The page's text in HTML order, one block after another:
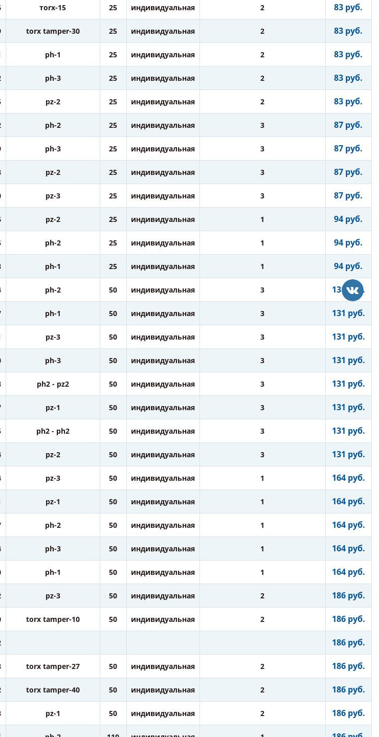
тorx-15 25 индивидуальная 2 83 руб.
torx tamper-30 25 индивидуальная 2 83 руб.
ph-1 25 индивидуальная 2 83 руб.
ph-3 25 индивидуальная 2 83 руб.
pz-2 25 индивидуальная 2 83 руб.
ph-2 25 индивидуальная 3 87 руб.
ph-3 25 индивидуальная 3 87 руб.
pz-2 25 индивидуальная 3 87 руб.
pz-3 25 индивидуальная 3 87 руб.
pz-2 25 индивидуальная 1 94 руб.
ph-2 25 индивидуальная 1 94 руб.
ph-1 25 индивидуальная 1 94 руб.
ph-2 50 индивидуальная 3 131 руб.
ph-1 50 индивидуальная 3 131 руб.
pz-3 50 индивидуальная 3 131 руб.
ph-3 50 индивидуальная 3 131 руб.
ph2 - pz2 50 индивидуальная 3 131 руб.
pz-1 50 индивидуальная 3 131 руб.
ph2 - ph2 50 индивидуальная 3 131 руб.
pz-2 50 индивидуальная 3 131 руб.
pz-3 50 индивидуальная 1 164 руб.
pz-1 50 индивидуальная 1 164 руб.
ph-2 50 индивидуальная 1 164 руб.
ph-3 50 индивидуальная 1 164 руб.
ph-1 50 индивидуальная 1 164 руб.
pz-3 50 индивидуальная 2 186 руб.
torx tamper-10 50 индивидуальная 2 186 руб.
186 руб.
torx tamper-27 50 индивидуальная 2 186 руб.
torx tamper-40 50 индивидуальная 2 186 руб.
pz-1 50 индивидуальная 2 186 руб.